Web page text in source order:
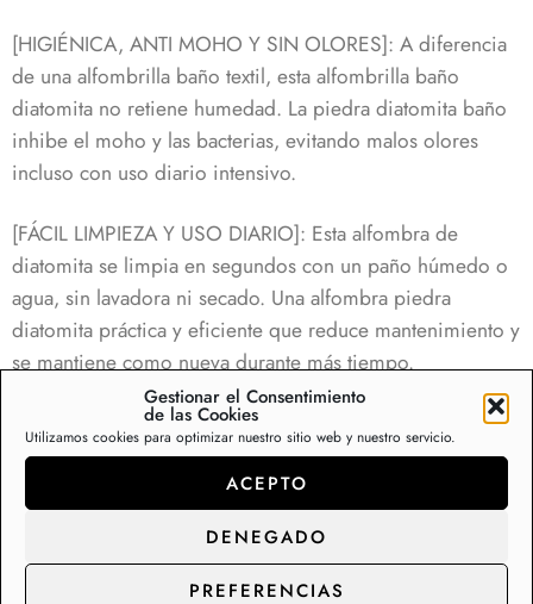
Gestionar el Consentimiento
de las Cookies
Utilizamos cookies para optimizar nuestro sitio web y nuestro servicio.
ACEPTO
DENEGADO
PREFERENCIAS
[HIGIÉNICA, ANTI MOHO Y SIN OLORES]: A diferencia
de una alfombrilla baño textil, esta alfombrilla baño
diatomita no retiene humedad. La piedra diatomita baño
inhibe el moho y las bacterias, evitando malos olores
incluso con uso diario intensivo.
[FÁCIL LIMPIEZA Y USO DIARIO]: Esta alfombra de
diatomita se limpia en segundos con un paño húmedo o
agua, sin lavadora ni secado. Una alfombra piedra
diatomita práctica y eficiente que reduce mantenimiento y
se mantiene como nueva durante más tiempo.
[DISEÑO MODERNO Y ACCESORIO DE BAÑO DE
LUJO]: Con estética minimalista, esta alfombra baño
diatomita encaja como uno de los mejores accesorios
para bañera de lujo. Ideal como alfombra ducha o
alfombra de baño diatomita, combina funcionalidad,
elegancia y tecnología natural.